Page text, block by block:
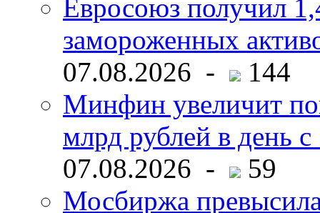
Евросоюз получил
замороженных
07.08.2026 -
144
Минфин увеличит
млрд рублей в день с
07.08.2026 -
59
Мосбиржа